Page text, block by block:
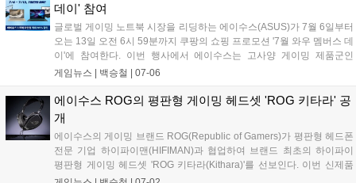
데이' 참여
글로벌 게이밍 노트북 시장을 리딩하는 에이수스(ASUS)가 7월 6일부터
오는 13일 오전 6시 59분까지 쿠팡의 쇼핑 프로모션 '7월 와우 멤버스 데
이'에 참여한다. 이번 행사에서 에이수스는 고사양 게이밍 제품군인
ROG 스트릭스 및 TUF 게이밍을 포함한 총 29종의 노트북을 대상으로
게임뉴스 | 백승철 | 07-06
에이수스 ROG의 평판형 게이밍 헤드셋 'ROG 키타라' 공
개
에이수스의 게이밍 브랜드 ROG(Republic of Gamers)가 평판형 헤드폰
전문 기업 하이파이맨(HIFIMAN)과 협업하여 브랜드 최초의 하이파이
평판형 게이밍 헤드셋 'ROG 키타라(Kithara)'를 선보인다. 이번 신제품
은 표면 전체가 움직이는 100mm 평판형 드라이버와 오픈형 구조를 채